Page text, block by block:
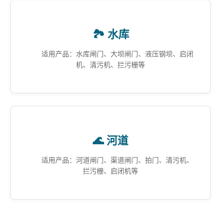
🏞️ 水库
适用产品：水库闸门、大坝闸门、液压钢坝、启闭
机、清污机、拦污栅等
🌊 河道
适用产品：河道闸门、渠道闸门、拍门、清污机、
拦污栅、启闭机等